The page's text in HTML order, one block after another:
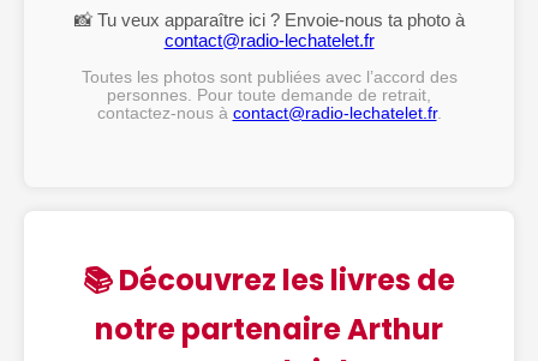
📸 Tu veux apparaître ici ? Envoie-nous ta photo à
contact@radio-lechatelet.fr
Toutes les photos sont publiées avec l’accord des
personnes. Pour toute demande de retrait,
contactez-nous à contact@radio-lechatelet.fr.
📚 Découvrez les livres de
notre partenaire Arthur